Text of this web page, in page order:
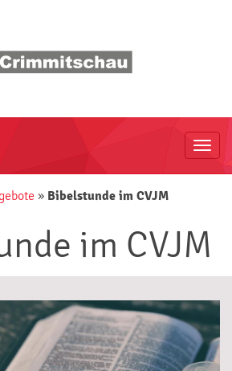
» Bibelstunde im CVJM
im CVJM